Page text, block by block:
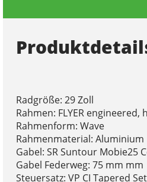
Radgröße: 29 Zoll
Rahmen: FLYER
Rahmenform: Wave
Rahmenmaterial: Aluminium
Gabel: SR Suntour Mobie25
Gabel Federweg: 75 mm mm
Steuersatz: VP CI Tapered Set